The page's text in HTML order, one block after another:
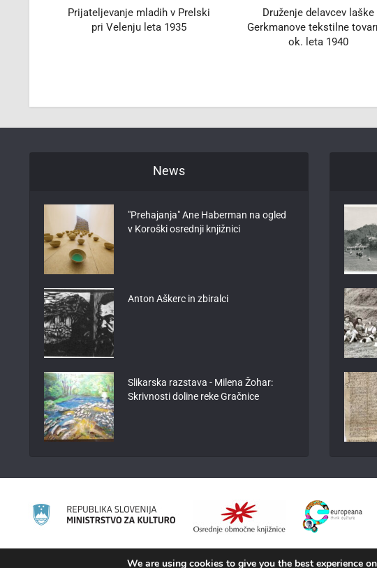
Prijateljevanje mladih v Prelski
pri Velenju leta 1935
Druženje delavcev laške
Gerkmanove tekstilne tovarne,
ok. leta 1940
News
"Prehajanja" Ane Haberman na ogled
v Koroški osrednji knjižnici
Anton Aškerc in zbiralci
Slikarska razstava - Milena Žohar:
Skrivnosti doline reke Gračnice
We are using cookies to give you the best experience